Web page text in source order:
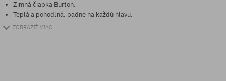
Zimná čiapka Burton.
Teplá a pohodlná, padne na každú hlavu.
ZOBRAZIŤ VIAC